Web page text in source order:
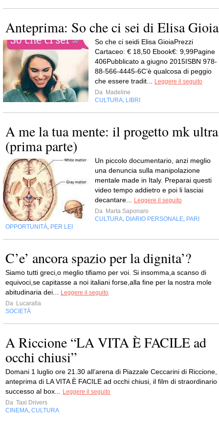
Anteprima: So che ci sei di Elisa Gioia
So che ci seidi Elisa GioiaPrezzi
Cartaceo: € 18,50 Ebook€: 9,99Pagine
406Pubblicato a giugno 2015ISBN 978-
88-566-4445-6C’è qualcosa di peggio
che essere tradit...
Leggere il seguito
Da Madeline
CULTURA LIBRI
A me la tua mente: il progetto mk ultra
(prima parte)
Un piccolo documentario, anzi meglio
una denuncia sulla manipolazione
mentale made in Italy. Preparai questi
video tempo addietro e poi li lasciai
decantare...
Leggere il seguito
Da Marta Saponaro
CULTURA DIARIO PERSONALE PARI
OPPORTUNITÀ PER LEI
C’e’ ancora spazio per la dignita’?
Siamo tutti greci,o meglio tifiamo per voi. Si insomma,a scanso di
equivoci,se capitasse a noi italiani forse,alla fine per la nostra mole
abitudinaria dei...
Leggere il seguito
Da Lucaralla
SOCIETÀ
A Riccione “LA VITA È FACILE ad
occhi chiusi”
Domani 1 luglio ore 21.30 all’arena di Piazzale Ceccarini di Riccione,
anteprima di LA VITA È FACILE ad occhi chiusi, il film di straordinario
successo al box...
Leggere il seguito
Da Taxi Drivers
CINEMA CULTURA